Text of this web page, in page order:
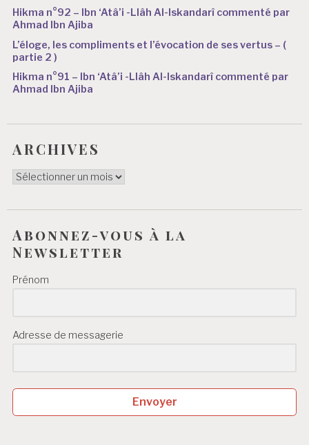
Hikma n°92 – Ibn ‘Atâ’i -Llâh Al-Iskandarî commenté par
Ahmad Ibn Ajiba
L’éloge, les compliments et l’évocation de ses vertus – (
partie 2 )
Hikma n°91 – Ibn ‘Atâ’i -Llâh Al-Iskandarî commenté par
Ahmad Ibn Ajiba
ARCHIVES
ARCHIVES
Abonnez-vous à la
Newsletter
Prénom
Adresse de messagerie
Envoyer